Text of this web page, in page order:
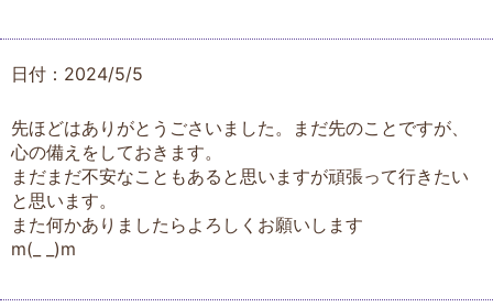
日付：2024/5/5
先ほどはありがとうごさいました。まだ先のことですが、
心の備えをしておきます。
まだまだ不安なこともあると思いますが頑張って行きたい
と思います。
また何かありましたらよろしくお願いします
m(_ _)m